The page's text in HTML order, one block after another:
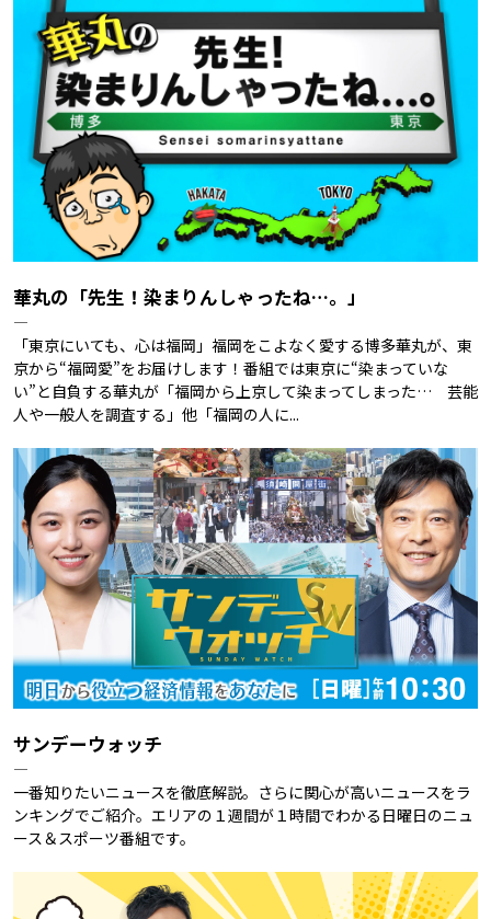
華丸の「先生！染まりんしゃったね…。」
―
「東京にいても、心は福岡」福岡をこよなく愛する博多華丸が、東
京から“福岡愛”をお届けします！番組では東京に“染まっていな
い”と自負する華丸が「福岡から上京して染まってしまった… 芸能
人や一般人を調査する」他「福岡の人に...
サンデーウォッチ
―
一番知りたいニュースを徹底解説。さらに関心が高いニュースをラ
ンキングでご紹介。エリアの１週間が１時間でわかる日曜日のニュ
ース＆スポーツ番組です。